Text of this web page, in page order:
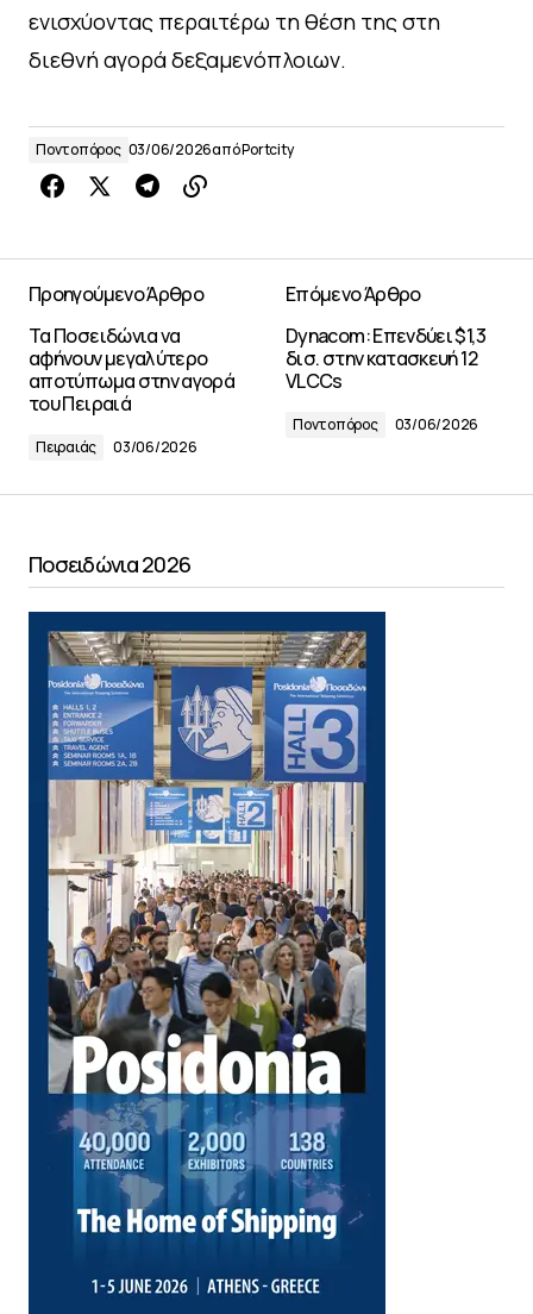
ενισχύοντας περαιτέρω τη θέση της στη
διεθνή αγορά δεξαμενόπλοιων.
Ποντοπόρος 03/06/2026απόPortcity
Προηγούμενο Άρθρο
Τα Ποσειδώνια να
αφήνουν μεγαλύτερο
αποτύπωμα στην αγορά
του Πειραιά
Πειραιάς 03/06/2026
Επόμενο Άρθρο
Dynacom: Επενδύει $1,3
δισ. στην κατασκευή 12
VLCCs
Ποντοπόρος 03/06/2026
Ποσειδώνια 2026